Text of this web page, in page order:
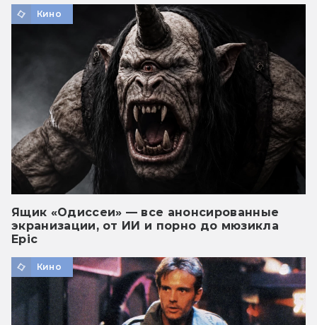
Кино
Ящик «Одиссеи» — все анонсированные
экранизации, от ИИ и порно до мюзикла
Epic
Кино